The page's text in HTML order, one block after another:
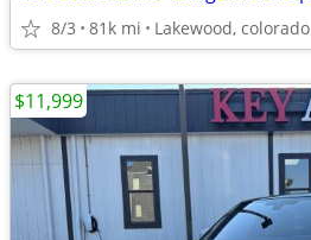
8/3 81k mi Lakewood, colorado
$11,999